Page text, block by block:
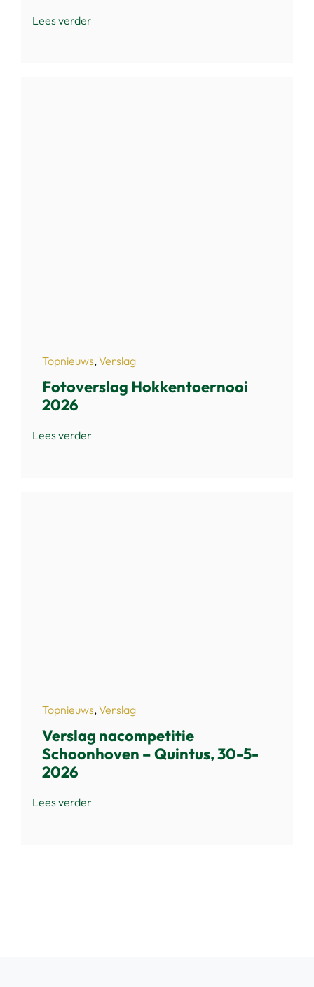
Lees verder
Topnieuws, Verslag
Fotoverslag Hokkentoernooi
2026
Lees verder
Topnieuws,Verslag
Verslag nacompetitie
Schoonhoven – Quintus, 30-5-
2026
Lees verder